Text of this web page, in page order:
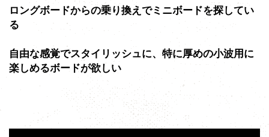
ロングボードからの乗り換えでミニボードを探してい
る
自由な感覚でスタイリッシュに、特に厚めの小波用に
楽しめるボードが欲しい